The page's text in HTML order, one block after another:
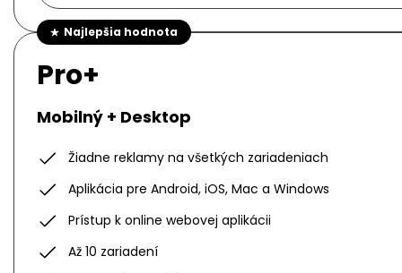
Najlepšia hodnota
Pro+
Mobilný + Desktop
Žiadne reklamy na všetkých zariadeniach
Aplikácia pre Android, iOS, Mac a Windows
Prístup k online webovej aplikácii
Až 10 zariadení